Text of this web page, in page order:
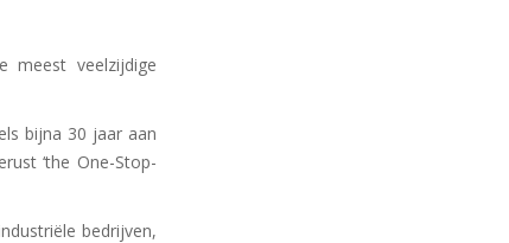
meest veelzijdige
bijna 30 jaar aan
‘the One-Stop-
bedrijven,